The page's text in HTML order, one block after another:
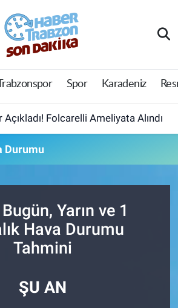
Trabzonspor Spor Karadeniz
Folcarelli Ameliyata Alındı
Durumu
Yarın ve 1
Hava Durumu
Tahmini
ŞU AN
Eczaneler
Durumu